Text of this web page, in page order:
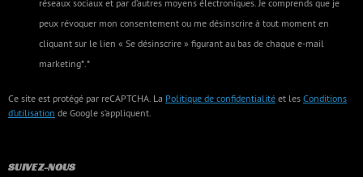
réseaux sociaux et par d’autres moyens électroniques. Je comprends que je
peux révoquer mon consentement ou me désinscrire à tout moment en
cliquant sur le lien « Se désinscrire » figurant au bas de chaque e-mail
marketing*.*
Ce site est protégé par reCAPTCHA. La Politique de confidentialité et les Conditions
d’utilisation de Google s’appliquent.
SUIVEZ-NOUS